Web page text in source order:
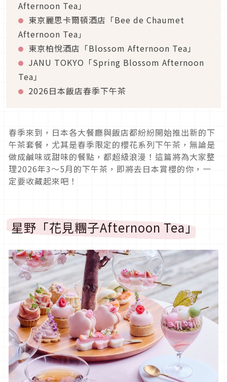
Afternoon Tea」
東京麗思卡爾頓酒店「Bee de Chaumet
Afternoon Tea 」
東京柏悅酒店「Blossom Afternoon Tea」
JANU TOKYO「Spring Blossom Afternoon
Tea」
2026日本飯店春季下午茶
春季來到，日本各大餐廳與飯店都紛紛開始推出新的下
午茶套餐，尤其是春季限定的櫻花系列下午茶，無論是
做成鹹味或甜味的餐點，都超級浪漫！這篇將為大家整
理2026年3～5月的下午茶，即將去日本賞櫻的你，一
定要收藏起來吧！
星野「花見糰子Afternoon Tea」